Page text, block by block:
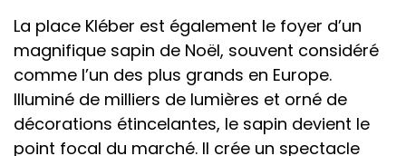
La place Kléber est également le foyer d’un
magnifique sapin de Noël, souvent considéré
comme l’un des plus grands en Europe.
Illuminé de milliers de lumières et orné de
décorations étincelantes, le sapin devient le
point focal du marché. Il crée un spectacle